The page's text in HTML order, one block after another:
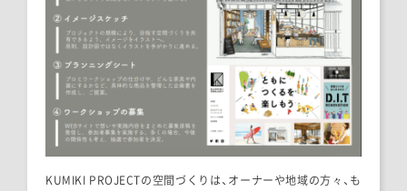
KUMIKI PROJECTの空間づくりは、オーナーや地域の方々、も